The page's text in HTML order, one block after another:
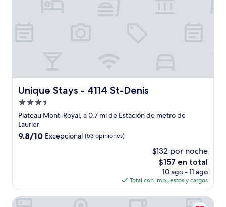
Unique Stays - 4114 St-Denis
Unique Stays - 4114 St-Denis
Propiedad
de
3.5
estrellas
Plateau Mont-Royal, a 0.7 mi de Estación de metro de
Laurier
9.8
9.8/10 Excepcional (53 opiniones)
$132 por noche
El
precio
actual
es
de
$157 en total
10 ago - 11 ago
Total con impuestos y cargos
Metcalfe Hotel Montréal by Gray Collection